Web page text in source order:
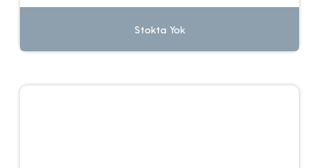
Stokta Yok